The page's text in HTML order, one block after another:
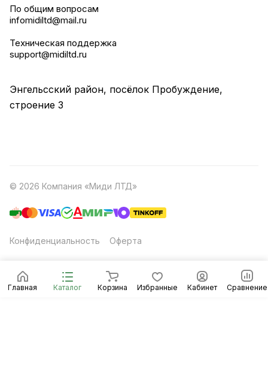
Главная Каталог Корзина Избранные Кабинет Сравнение
По общим вопросам
infomidiltd@mail.ru
Техническая поддержка
support@midiltd.ru
Энгельсский район, посёлок Пробуждение,
строение 3
© 2026 Компания «Миди ЛТД»
Конфиденциальность Оферта